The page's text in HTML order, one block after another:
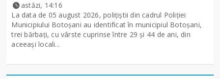
astăzi, 14:16
La data de 05 august 2026, polițiștii din cadrul Poliției
Municipiului Botoșani au identificat în municipiul Botoșani,
trei bărbați, cu vârste cuprinse între 29 și 44 de ani, din
aceeași locali...